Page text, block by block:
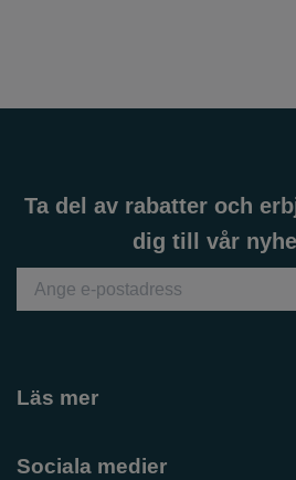
Ta del av rabatter och
dig till vår
Läs mer
Sociala medier